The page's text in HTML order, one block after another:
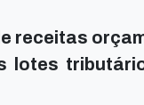
receitas
lotes